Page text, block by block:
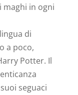
maghi in ogni
di
a poco,
Potter. Il
seguaci